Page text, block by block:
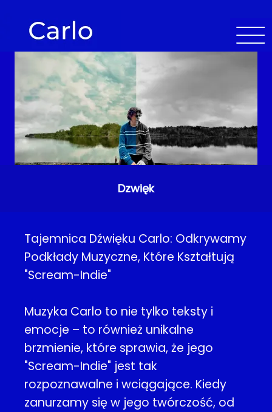
Dzwięk
Tajemnica Dźwięku Carlo: Odkrywamy
Podkłady Muzyczne, Które Kształtują
"Scream-Indie"
Muzyka Carlo to nie tylko teksty i
emocje – to również unikalne
brzmienie, które sprawia, że jego
"Scream-Indie" jest tak
rozpoznawalne i wciągające. Kiedy
zanurzamy się w jego twórczość, od